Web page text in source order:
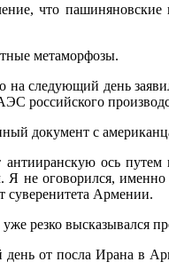
что
метаморфозы.
следующий день
российского
документ с
ось путем
Я не оговорился,
суверенитета Армении.
резко высказывался
от посла Ирана в